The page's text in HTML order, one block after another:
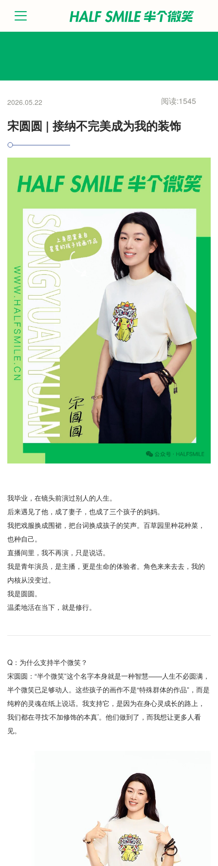
2026.05.22 阅读:1545
宋圆圆 | 接纳不完美成为我的装饰
我毕业，在镜头前演过别人的人生。
后来遇见了他，成了妻子，也成了三个孩子的妈妈。
我把戏服换成围裙，把台词换成孩子的笑声。百草园里种花种菜，
也种自己。
直播间里，我不再演，只是说话。
我是青年演员，是主播，更是生命的体验者。角色来来去去，我的
内核从没变过。
我是圆圆。
温柔地活在当下，就是修行。
Q：为什么支持半个微笑？
宋圆圆：“半个微笑”这个名字本身就是一种智慧——人生不必圆满，
半个微笑已足够动人。这些孩子的画作不是“特殊群体的作品”，而是
纯粹的灵魂在纸上说话。我支持它，是因为在身心灵成长的路上，
我们都在寻找‘不加修饰的本真’。他们做到了，而我想让更多人看
见。